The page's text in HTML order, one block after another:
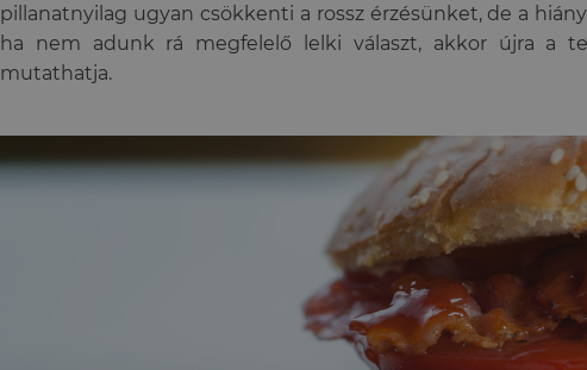
pillanatnyilag ugyan csökkenti a rossz érzésünket, de a
ha nem adunk rá megfelelő lelki választ, akkor újra a
mutathatja.